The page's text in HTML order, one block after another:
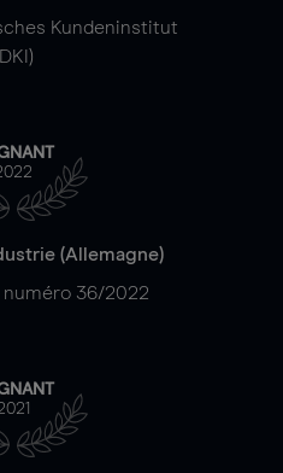
Kundeninstitut
(Allemagne)
numéro 36/2022